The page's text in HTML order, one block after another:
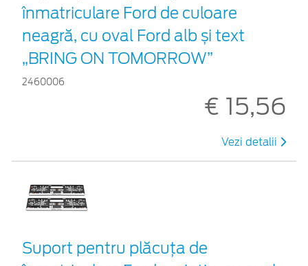
înmatriculare Ford de culoare
neagră, cu oval Ford alb și text
„BRING ON TOMORROW”
2460006
€ 15,56
Vezi detalii
Suport pentru plăcuța de